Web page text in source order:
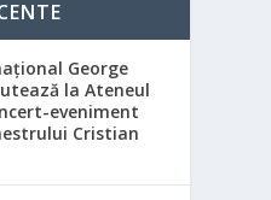
George
la Ateneul
eveniment
Cristian